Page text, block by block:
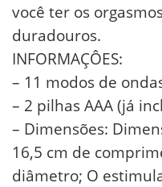
você ter os
duradouros.
INFORMAÇÔES:
– 11 modos de
– 2 pilhas AAA (já
– Dimensões:
16,5 cm de
diâmetro; O